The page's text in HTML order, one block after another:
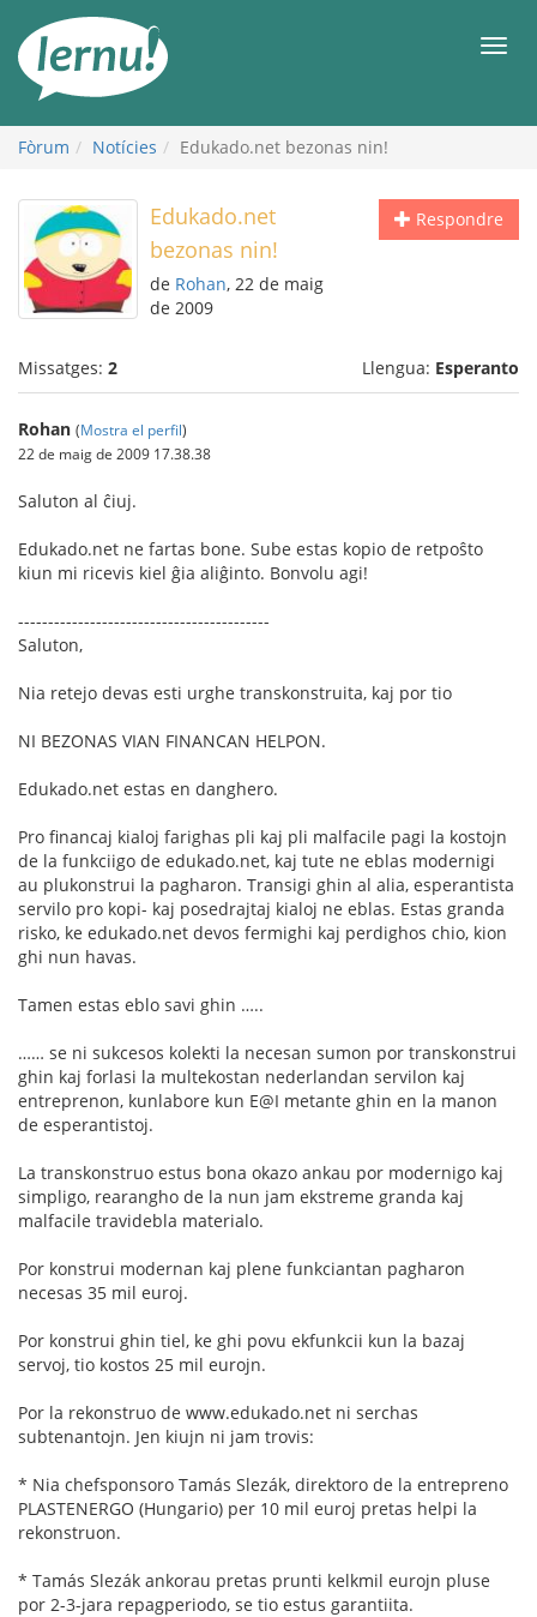
contingut
Fòrum Notícies Edukado.net bezonas nin!
Respondre
Edukado.net
bezonas nin!
de Rohan, 22 de maig
de 2009
Missatges: 2 Llengua: Esperanto
Rohan (Mostra el perfil)
22 de maig de 2009 17.38.38
Saluton al ĉiuj.
Edukado.net ne fartas bone. Sube estas kopio de retpoŝto
kiun mi ricevis kiel ĝia aliĝinto. Bonvolu agi!
------------------------------------------
Saluton,
Nia retejo devas esti urghe transkonstruita, kaj por tio
NI BEZONAS VIAN FINANCAN HELPON.
Edukado.net estas en danghero.
Pro financaj kialoj farighas pli kaj pli malfacile pagi la kostojn
de la funkciigo de edukado.net, kaj tute ne eblas modernigi
au plukonstrui la pagharon. Transigi ghin al alia, esperantista
servilo pro kopi- kaj posedrajtaj kialoj ne eblas. Estas granda
risko, ke edukado.net devos fermighi kaj perdighos chio, kion
ghi nun havas.
Tamen estas eblo savi ghin …..
…… se ni sukcesos kolekti la necesan sumon por transkonstrui
ghin kaj forlasi la multekostan nederlandan servilon kaj
entreprenon, kunlabore kun E@I metante ghin en la manon
de esperantistoj.
La transkonstruo estus bona okazo ankau por modernigo kaj
simpligo, rearangho de la nun jam ekstreme granda kaj
malfacile travidebla materialo.
Por konstrui modernan kaj plene funkciantan pagharon
necesas 35 mil euroj.
Por konstrui ghin tiel, ke ghi povu ekfunkcii kun la bazaj
servoj, tio kostos 25 mil eurojn.
Por la rekonstruo de www.edukado.net ni serchas
subtenantojn. Jen kiujn ni jam trovis:
* Nia chefsponsoro Tamás Slezák, direktoro de la entrepreno
PLASTENERGO (Hungario) per 10 mil euroj pretas helpi la
rekonstruon.
* Tamás Slezák ankorau pretas prunti kelkmil eurojn pluse
por 2-3-jara repagperiodo, se tio estus garantiita.